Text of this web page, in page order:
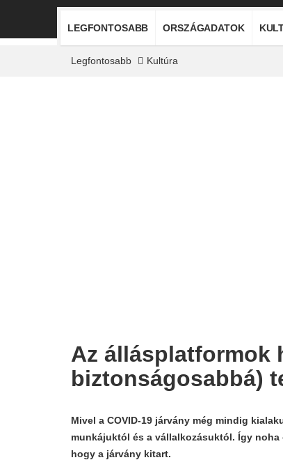
LEGFONTOSABB ORSZÁGADATOK
Legfontosabb Kultúra
Az állásplatformok
biztonságosabbá)
Mivel a COVID-19 járvány még mindig
munkájuktól és a vállalkozásuktól. Így
hogy a járvány kitart.